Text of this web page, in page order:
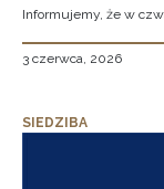
Informujemy, że w
3 czerwca, 2026
SIEDZIBA